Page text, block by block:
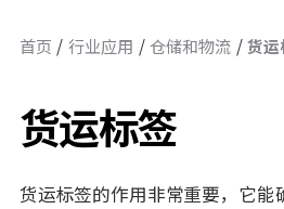
首页 行业应用 仓储和物流 货
货运标签
货运标签的作用非常重要，它能